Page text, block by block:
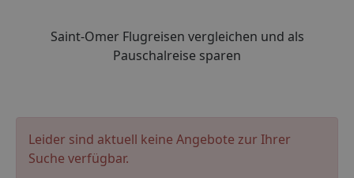
Saint-Omer Flugreisen vergleichen und als
Pauschalreise sparen
Leider sind aktuell keine Angebote zur Ihrer
Suche verfügbar.